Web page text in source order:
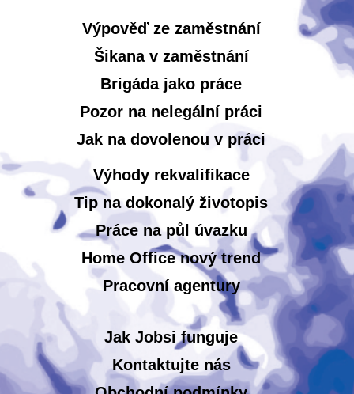
Výpověď ze zaměstnání
Šikana v zaměstnání
Brigáda jako práce
Pozor na nelegální práci
Jak na dovolenou v práci
Výhody rekvalifikace
Tip na dokonalý životopis
Práce na půl úvazku
Home Office nový trend
Pracovní agentury
Jak Jobsi funguje
Kontaktujte nás